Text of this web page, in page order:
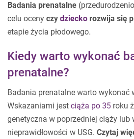
Badania prenatalne
celu oceny czy dziecko rozwija się
etapie życia płodowego.
Kiedy warto wykonać
prenatalne?
Badania prenatalne warto wykonać
Wskazaniami jest ciąża po 35 roku
genetyczna w poprzedniej ciąży lub
nieprawidłowości w USG. Czytaj